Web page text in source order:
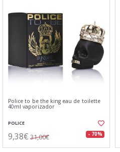
Police to be the king eau de toilette
40ml vaporizador
POLICE
9,38€ 31,00€ - 70%